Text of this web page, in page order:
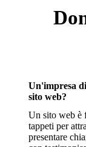
Un'impresa
sito web?
Un sito web è
tappeti per
presentare